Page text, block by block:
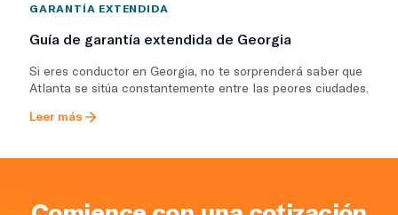
GARANTÍA EXTENDIDA
Guía de garantía extendida de Georgia
Si eres conductor en Georgia, no te sorprenderá saber que
Atlanta se sitúa constantemente entre las peores ciudades.
Leer más